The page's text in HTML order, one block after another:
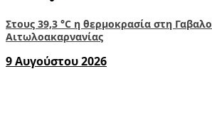
Στους 39,3 °C η θερμοκρασία στη
Αιτωλοακαρνανίας
9 Αυγούστου 2026